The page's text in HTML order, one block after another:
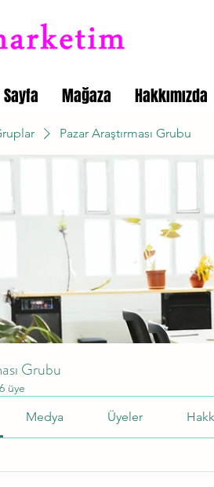
Mağaza Hakkımızda
Pazar Araştırması Grubu
Grubu
üye
Medya Üyeler